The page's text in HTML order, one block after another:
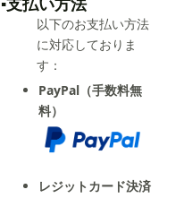
以下のお支払い方法
に対応しておりま
す：
PayPal（手数料無
料）
レジットカード決済